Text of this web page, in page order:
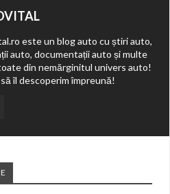
este un blog auto cu știri auto,
auto, documentații auto și multe
din nemărginitul univers auto!
îl descoperim împreună!